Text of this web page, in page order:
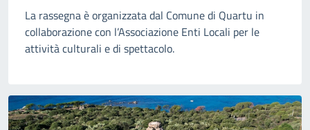
La rassegna è organizzata dal Comune di Quartu in
collaborazione con l’Associazione Enti Locali per le
attività culturali e di spettacolo.